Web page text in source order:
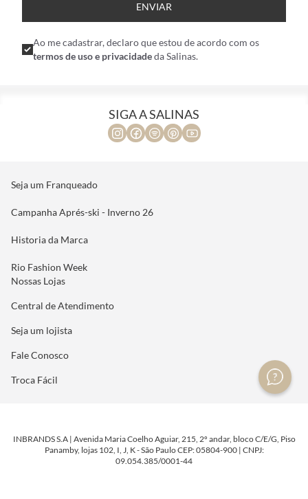
ENVIAR
Ao me cadastrar, declaro que estou de acordo com os
termos de uso e privacidadeda Salinas.
SIGA A SALINAS
Seja um Franqueado
Campanha Aprés-ski - Inverno 26
Historia da Marca
Rio Fashion Week
Nossas Lojas
Central de Atendimento
Seja um lojista
Fale Conosco
Troca Fácil
INBRANDS S.A | Avenida Maria Coelho Aguiar, 215, 2º andar, bloco C/E/G, Piso
Panamby, lojas 102, I, J, K - São Paulo CEP: 05804-900 | CNPJ:
09.054.385/0001-44